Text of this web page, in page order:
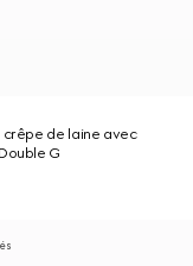
crêpe de laine avec
G